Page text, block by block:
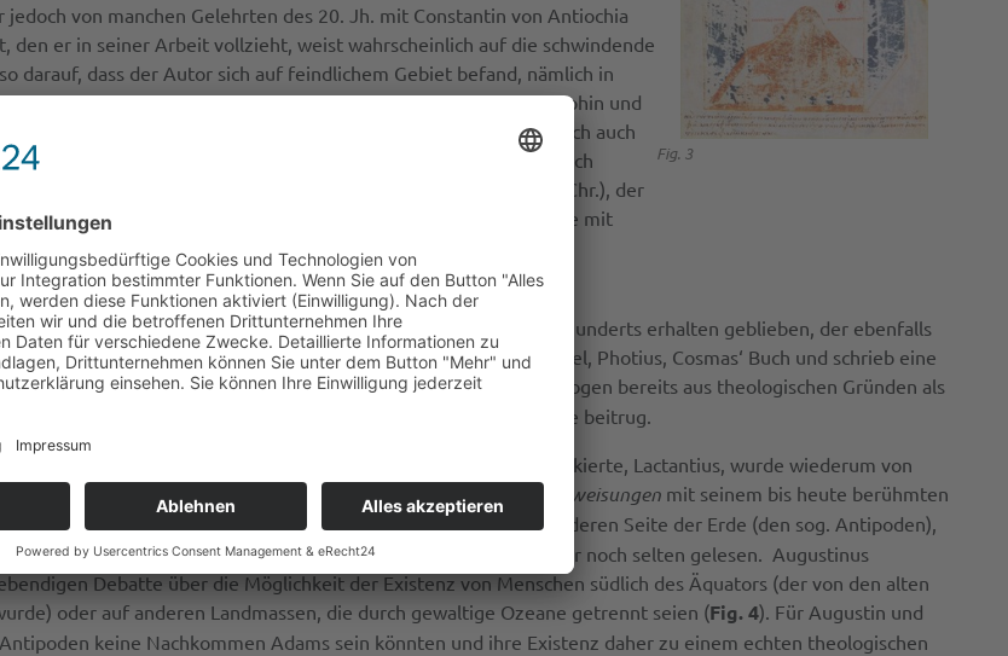
Fig. 3
von manchen Gelehrten des 20. Jh. mit Constantin von Antiochia
er in seiner Arbeit vollzieht, weist wahrscheinlich auf die schwindende
darauf, dass der Autor sich auf feindlichem Gebiet befand, nämlich in
im Zusammenhang mit der Ermordung der Philosophin und
wurde, blühte die Wissenschaft in Alexandria tatsächlich auch
in dieser Zeit fort. Tatsächlich wurden die Ideen von Cosmas durch
in Frage gestellt: John Philoponus (ca. 470- ca. 570 n.Chr.), der
Mundi) erwiderte Philoponus den Anhängern einer flachen Erde mit
des armenischen Wissenschaftlers Shirakatsi aus dem 7. Jahrhunderts erhalten geblieben, der ebenfalls
Zwei Jahrhunderte später las der Patriarch von Konstantinopel, Photius, Cosmas‘ Buch und schrieb eine
. Zu diesem Zeitpunkt waren die Antiochenischen Theologen bereits aus theologischen Gründen als
verurteilt wurden, was auch zu dem Niedergang ihrer Kosmologie beitrug.
Autor, der den Glauben an eine kugelförmige Erde attackierte, Lactantius, wurde wiederum von
versuchte Lactantius’ apologetisches Buch der
Göttlichen Unterweisungen mit seinem bis heute berühmten
kritisch gegenüber der Vorstellung von Menschen auf der anderen Seite der Erde (den sog. Antipoden),
Kugelgestalt der Erde. Lactantius wurde in der folgenden Zeit nur noch selten gelesen. Augustinus
Debatte über die Möglichkeit der Existenz von Menschen südlich des Äquators (der von den alten
oder auf anderen Landmassen, die durch gewaltige Ozeane getrennt seien (Fig. 4). Für Augustin und
keine Nachkommen Adams sein könnten und ihre Existenz daher zu einem echten theologischen